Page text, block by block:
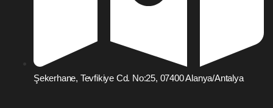
Şekerhane, Tevfikiye Cd. No:25, 07400 Alanya/Antalya